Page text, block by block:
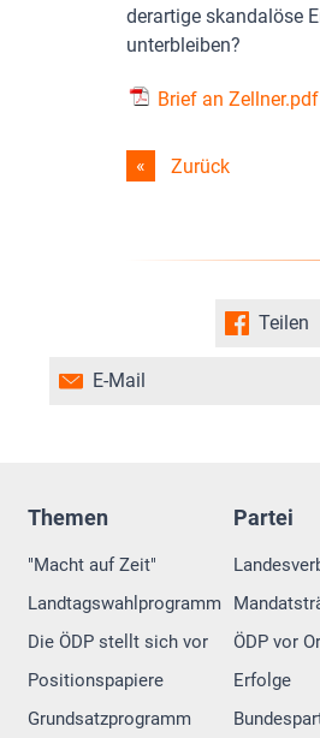
derartige skandalöse
unterbleiben?
Brief an Zellner.pdf
Zurück
Teilen
E-Mail
Themen
"Macht auf Zeit"
Landtagswahlprogramm
Die ÖDP stellt sich vor
Positionspapiere
Grundsatzprogramm
Partei
ÖDP vor
Erfolge